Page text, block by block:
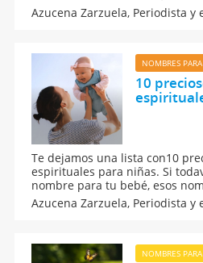
videojuegos,... puede que esta
nombres para padres frikis te
escuchado.
Azucena Zarzuela, Periodista y
NOMBRES
10
Te dejamos una lista con10
espirituales para niñas. Si
nombre para tu bebé, esos
buena alternativa. Son
amor y dulzura y que tienen
otros hebreo. Descubre cuáles
Azucena Zarzuela, Periodista y
NOMBRES